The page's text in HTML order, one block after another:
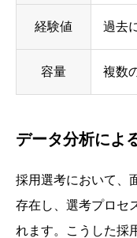
経験値 過去
容量 複数
データ分析によ
採用選考において、
存在し、選考プロセ
れます。こうした採